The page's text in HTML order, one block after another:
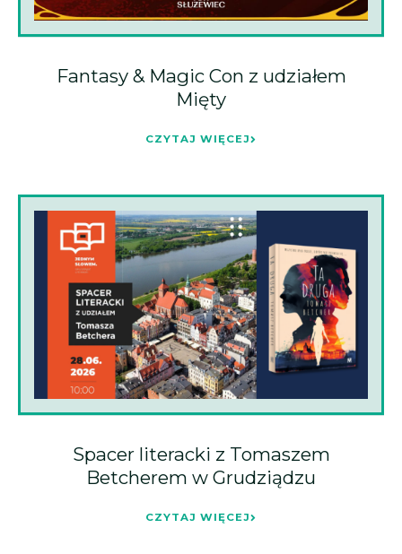
Fantasy & Magic Con z udziałem
Mięty
CZYTAJ WIĘCEJ
Spacer literacki z Tomaszem
Betcherem w Grudziądzu
CZYTAJ WIĘCEJ